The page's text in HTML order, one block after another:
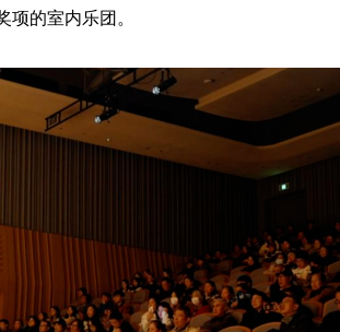
项的室内乐团。